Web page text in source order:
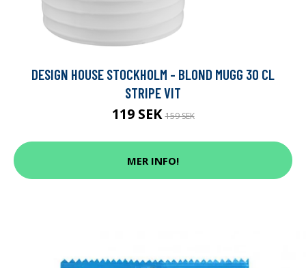
DESIGN HOUSE STOCKHOLM - BLOND MUGG 30 CL
STRIPE VIT
119 SEK159 SEK
MER INFO!